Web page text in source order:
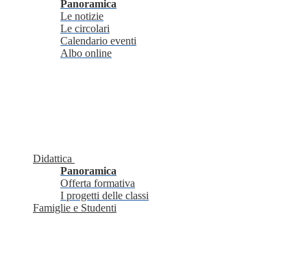
Panoramica
Le notizie
Le circolari
Calendario eventi
Albo online
Didattica
Panoramica
Offerta formativa
I progetti delle classi
Famiglie e Studenti